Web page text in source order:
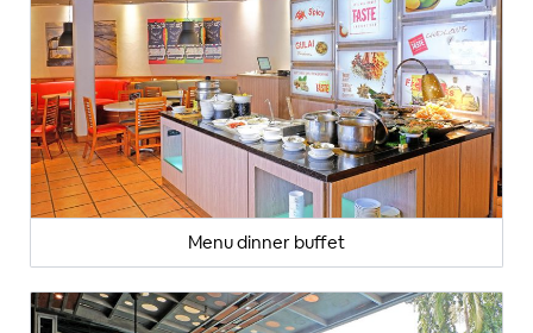
Menu dinner buffet